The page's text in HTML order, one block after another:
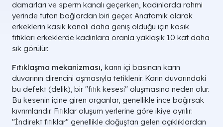
damarları ve sperm kanalı geçerken, kadınlarda rahmi
yerinde tutan bağlardan biri geçer. Anatomik olarak
erkeklerin kasık kanalı daha geniş olduğu için kasık
fıtıkları erkeklerde kadınlara oranla yaklaşık 10 kat daha
sık görülür.
Fıtıklaşma mekanizması, karın içi basıncın karın
duvarının direncini aşmasıyla tetiklenir. Karın duvarındaki
bu defekt (delik), bir "fıtık kesesi" oluşmasına neden olur.
Bu kesenin içine giren organlar, genellikle ince bağırsak
kıvrımlarıdır. Fıtıklar oluşum yerlerine göre ikiye ayrılır:
"İndirekt fıtıklar" genellikle doğuştan gelen açıklıklardan